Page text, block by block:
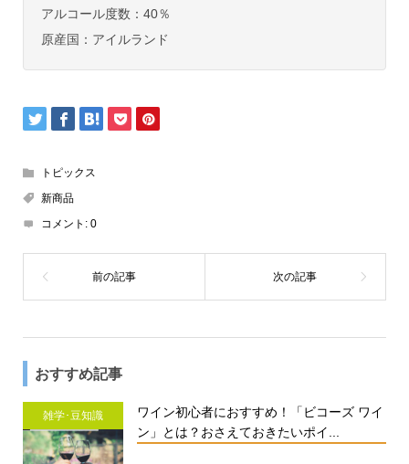
アルコール度数：40％
原産国：アイルランド
トピックス
新商品
コメント: 0
おすすめ記事
雑学･豆知識
ワイン初心者におすすめ！「ビコーズ ワイ
ン」とは？おさえておきたいポイ...